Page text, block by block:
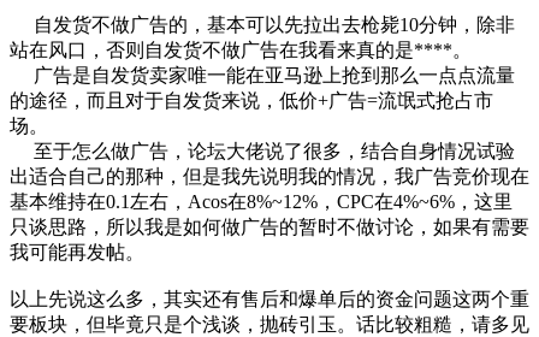
自发货不做广告的，基本可以先拉出去枪毙10分钟，除非
站在风口，否则自发货不做广告在我看来真的是****。
广告是自发货卖家唯一能在亚马逊上抢到那么一点点流量
的途径，而且对于自发货来说，低价+广告=流氓式抢占市
场。
至于怎么做广告，论坛大佬说了很多，结合自身情况试验
出适合自己的那种，但是我先说明我的情况，我广告竞价现在
基本维持在0.1左右，Acos在8%~12%，CPC在4%~6%，这里
只谈思路，所以我是如何做广告的暂时不做讨论，如果有需要
我可能再发帖。
以上先说这么多，其实还有售后和爆单后的资金问题这两个重
要板块，但毕竟只是个浅谈，抛砖引玉。话比较粗糙，请多见